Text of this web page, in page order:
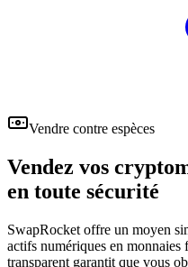
Vendre contre espèces
Vendez vos
en toute sécurité
SwapRocket offre un moyen
actifs numériques en monnaies
transparent garantit que vous